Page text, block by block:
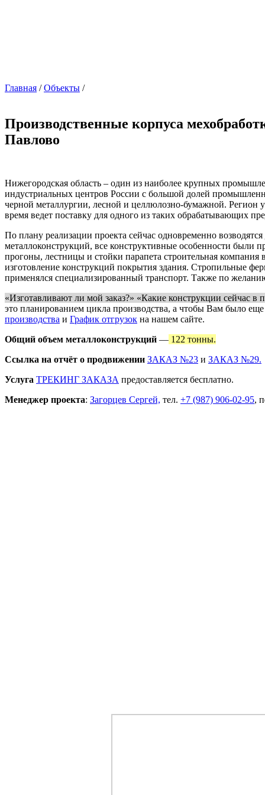
Главная /Объекты /
Производственные корпуса
Павлово
Нижегородская область – один из наиболее крупных
индустриальных центров России с большой долей
черной металлургии, лесной и целлюлозно-бумажной. Регион
время ведет поставку для одного из таких обрабатывающих
По плану реализации проекта сейчас одновременно
металлоконструкций, все конструктивные особенности
прогоны, лестницы и стойки парапета строительная
изготовление конструкций покрытия здания. Стропильные
применялся специализированный транспорт. Также по
«Изготавливают ли мой заказ?» «Какие конструкции сейчас в
это планированием цикла производства, а чтобы Вам было
производства и График отгрузок на нашем сайте.
Общий объем металлоконструкций — 122 тонны.
Ссылка на отчёт о продвижении ЗАКАЗ №23 и ЗАКАЗ №29.
Услуга ТРЕКИНГ ЗАКАЗА предоставляется бесплатно.
Менеджер проекта: Загорцев Сергей, тел. +7 (987) 906-02-95,